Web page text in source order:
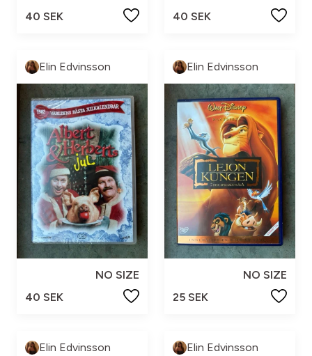
40 SEK
40 SEK
Elin Edvinsson
NO SIZE
40 SEK
Elin Edvinsson
NO SIZE
25 SEK
Elin Edvinsson Elin Edvinsson